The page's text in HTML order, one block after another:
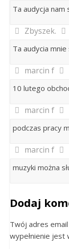
Ta audycja nam
Zbyszek.
Ta audycia
marcin f
10 lutego
marcin f
podczas pracy
marcin f
muzyki można
Dodaj
Twój adres
wypełnienie jest